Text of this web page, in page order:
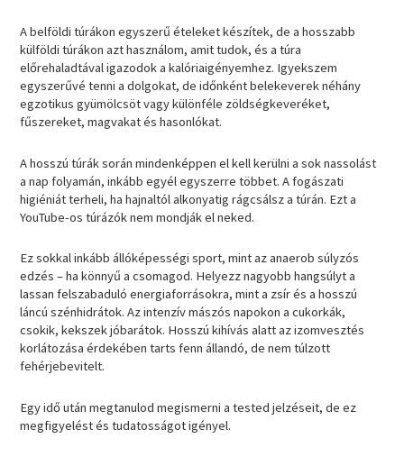
A belföldi túrákon egyszerű ételeket készítek, de a hosszabb
külföldi túrákon azt használom, amit tudok, és a túra
előrehaladtával igazodok a kalóriaigényemhez. Igyekszem
egyszerűvé tenni a dolgokat, de időnként belekeverek néhány
egzotikus gyümölcsöt vagy különféle zöldségkeveréket,
fűszereket, magvakat és hasonlókat.
A hosszú túrák során mindenképpen el kell kerülni a sok nassolást
a nap folyamán, inkább egyél egyszerre többet. A fogászati ​​​​
higiéniát terheli, ha hajnaltól alkonyatig rágcsálsz a túrán. Ezt a
YouTube-os túrázók nem mondják el neked.
Ez sokkal inkább állóképességi sport, mint az anaerob súlyzós
edzés – ha könnyű a csomagod. Helyezz nagyobb hangsúlyt a
lassan felszabaduló energiaforrásokra, mint a zsír és a hosszú
láncú szénhidrátok. Az intenzív mászós napokon a cukorkák,
csokik, kekszek jóbarátok. Hosszú kihívás alatt az izomvesztés
korlátozása érdekében tarts fenn állandó, de nem túlzott
fehérjebevitelt.
Egy idő után megtanulod megismerni a tested jelzéseit, de ez
megfigyelést és tudatosságot igényel.